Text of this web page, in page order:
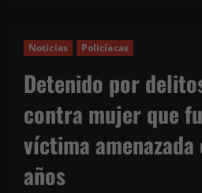
Noticias Policíacas
Detenido por
contra mujer que
víctima
años